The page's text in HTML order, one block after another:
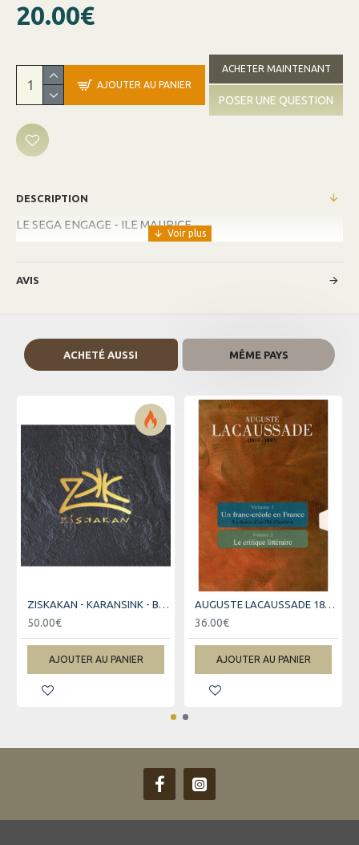
20.00€
AJOUTER AU PANIER
ACHETER MAINTENANT
POSER UNE QUESTION
DESCRIPTION
LE SEGA ENGAGE - ILE MAURICE
AVIS
ACHETÉ AUSSI MÊME PAYS
ZISKAKAN - KARANSINK - BILINGUE KREOL - FRANCAIS
50.00€
AJOUTER AU PANIER
AUGUSTE LACAUSSADE 1815-1897 - COFFRET VOLUME 1 ET 2
36.00€
AJOUTER AU PANIER